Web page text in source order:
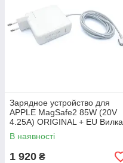
Зарядное устройство для
APPLE MagSafe2 85W (20V
4.25A) ORIGINAL + EU Вилка.
В наявності
1 920 ₴